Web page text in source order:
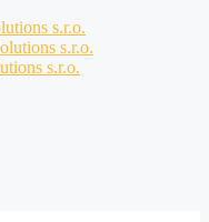
s.r.o.
s.r.o.
s.r.o.